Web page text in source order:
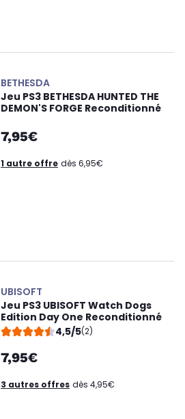
BETHESDA
Jeu PS3 BETHESDA HUNTED THE
DEMON'S FORGE Reconditionné
7,95€
1 autre offre dès 6,95€
UBISOFT
Jeu PS3 UBISOFT Watch Dogs
Edition Day One Reconditionné
4,5/5(2)
7,95€
3 autres offres dès 4,95€